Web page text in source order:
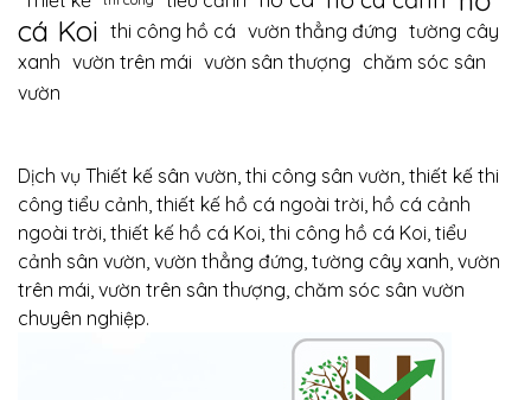
cá Koi thi công hồ cá vườn thẳng đứng tường cây
xanh vườn trên mái vườn sân thượng chăm sóc sân
vườn
Dịch vụ Thiết kế sân vườn, thi công sân vườn, thiết kế thi
công tiểu cảnh, thiết kế hồ cá ngoài trời, hồ cá cảnh
ngoài trời, thiết kế hồ cá Koi, thi công hồ cá Koi, tiểu
cảnh sân vườn, vườn thẳng đứng, tường cây xanh, vườn
trên mái, vườn trên sân thượng, chăm sóc sân vườn
chuyên nghiệp.